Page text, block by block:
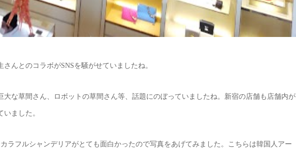
んとのコラボがSNSを騒がせていましたね。
大な草間さん、ロボットの草間さん等、話題にのぼっていましたね。新宿の店舗も店舗内が
ました。
ラフルシャンデリアがとても面白かったので写真をあげてみました。こちらは韓国人アー